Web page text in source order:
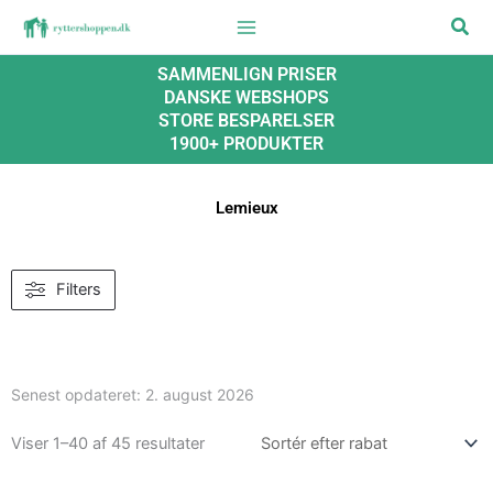
Søg
SAMMENLIGN PRISER
DANSKE WEBSHOPS
STORE BESPARELSER
1900+ PRODUKTER
Lemieux
Filters
Senest opdateret: 2. august 2026
Viser 1–40 af 45 resultater